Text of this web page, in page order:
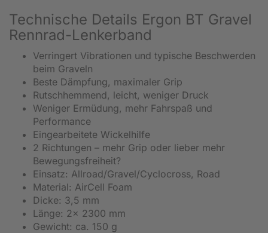
Technische Details Ergon BT Gravel
Rennrad-Lenkerband
Verringert Vibrationen und typische Beschwerden
beim Graveln
Beste Dämpfung, maximaler Grip
Rutschhemmend, leicht, weniger Druck
Weniger Ermüdung, mehr Fahrspaß und
Performance
Eingearbeitete Wickelhilfe
2 Richtungen – mehr Grip oder lieber mehr
Bewegungsfreiheit?
Einsatz: Allroad/Gravel/Cyclocross, Road
Material: AirCell Foam
Dicke: 3,5 mm
Länge: 2x 2300 mm
Gewicht: ca. 150 g